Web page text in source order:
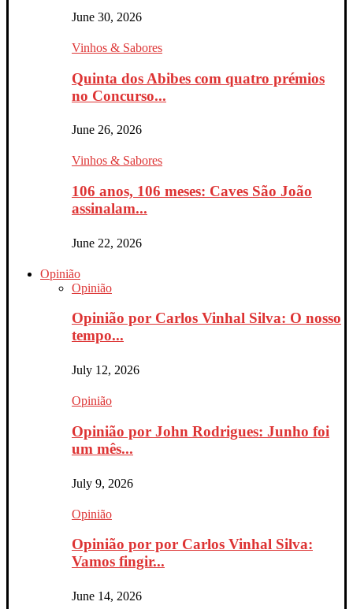
June 30, 2026
Vinhos & Sabores
Quinta dos Abibes com quatro prémios
no Concurso...
June 26, 2026
Vinhos & Sabores
106 anos, 106 meses: Caves São João
assinalam...
June 22, 2026
Opinião
Opinião
Opinião por Carlos Vinhal Silva: O nosso
tempo...
July 12, 2026
Opinião
Opinião por John Rodrigues: Junho foi
um mês...
July 9, 2026
Opinião
Opinião por por Carlos Vinhal Silva:
Vamos fingir...
June 14, 2026